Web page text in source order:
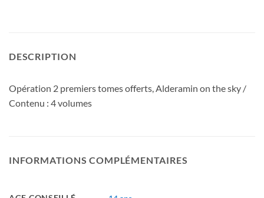
DESCRIPTION
Opération 2 premiers tomes offerts, Alderamin on the sky /
Contenu : 4 volumes
INFORMATIONS COMPLÉMENTAIRES